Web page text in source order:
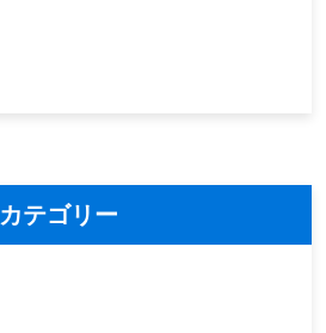
ン
ト
カテゴリー